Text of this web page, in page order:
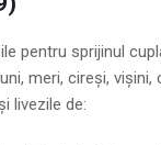
pentru sprijinul
meri, cireși, vișini,
livezile de: